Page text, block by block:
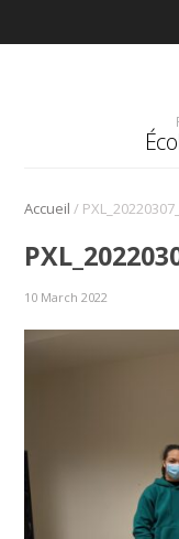
Accueil /
10 March 2022